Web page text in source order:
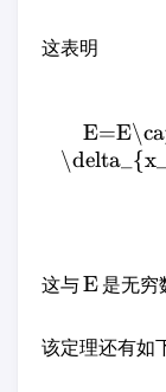
这表明
这与E 是无穷
该定理还有如